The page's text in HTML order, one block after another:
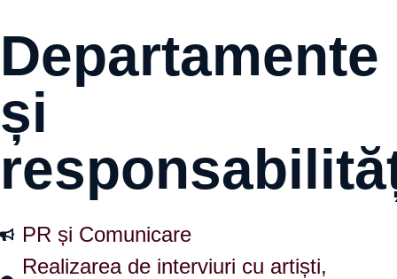
Departamente
și
PR și Comunicare
Realizarea de interviuri cu artiști,